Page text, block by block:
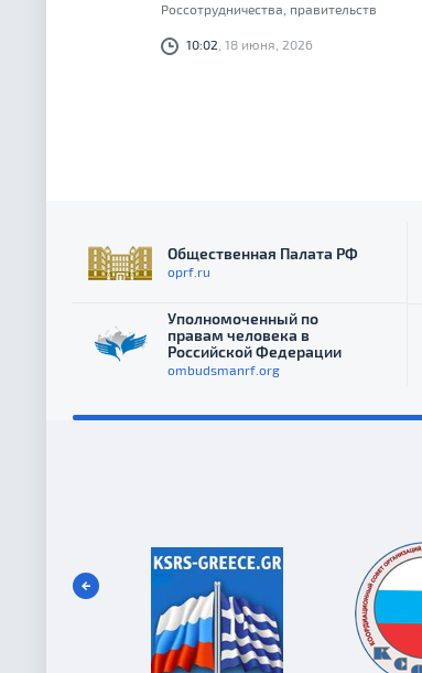
Россотрудничества, правительств
российских общественных организаций, а
10:02 , 18 июня, 2026
Общественная Палата РФ
oprf.ru
Уполномоченный по
правам человека в
Российской Федерации
ombudsmanrf.org